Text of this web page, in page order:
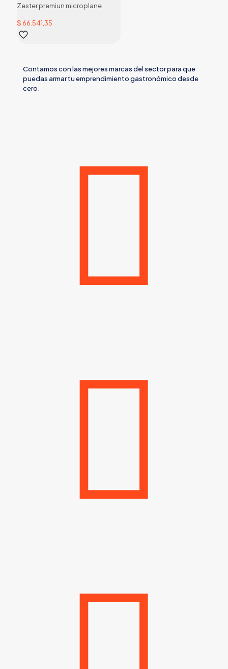
Zester premiun microplane
$ 66.541,35
Contamos con las mejores marcas del sector para que
puedas armar tu emprendimiento gastronómico desde
cero.